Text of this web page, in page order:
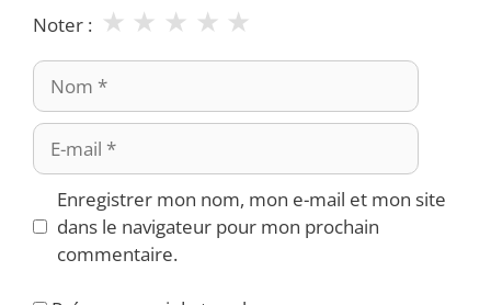
Noter : ★
★
★
★
★
Nom
E-
mail
Enregistrer mon nom, mon e-mail et mon site
dans le navigateur pour mon prochain
commentaire.